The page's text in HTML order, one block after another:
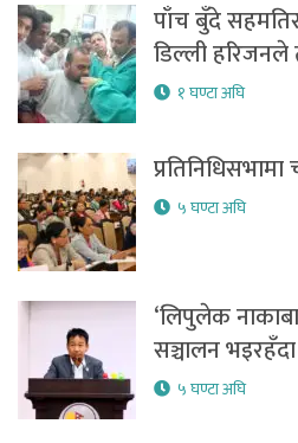
पाँच बुँदे
डिल्ली
१ घण्टा अघि
५ घण्टा अघि
‘लिपुलेक
सञ्चालन
५ घण्टा अघि